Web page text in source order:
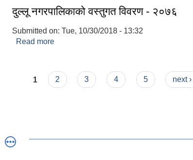
दुल्लू नगरपालिकाको वस्तुगत विवरण - २०७६
Submitted on: Tue, 10/30/2018 - 13:32
Read more
Pages
1 2 3 4 5 next ›